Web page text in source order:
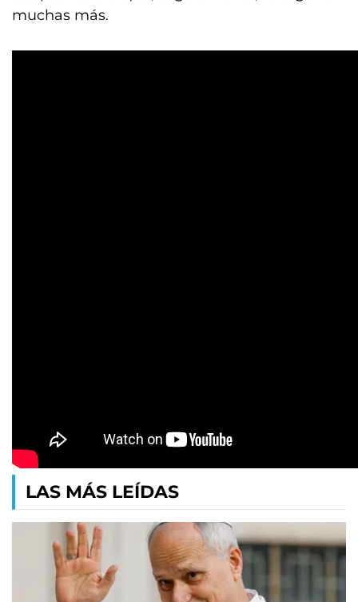
muchas más.
LAS MÁS LEÍDAS